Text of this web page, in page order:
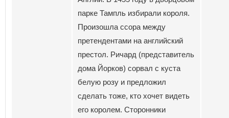
парке Тампль избирали короля.
Произошла ссора между
претендентами на английский
престол. Ричард (представитель
дома Йорков) сорвал с куста
белую розу и предложил
сделать тоже, кто хочет видеть
его королем. Сторонники